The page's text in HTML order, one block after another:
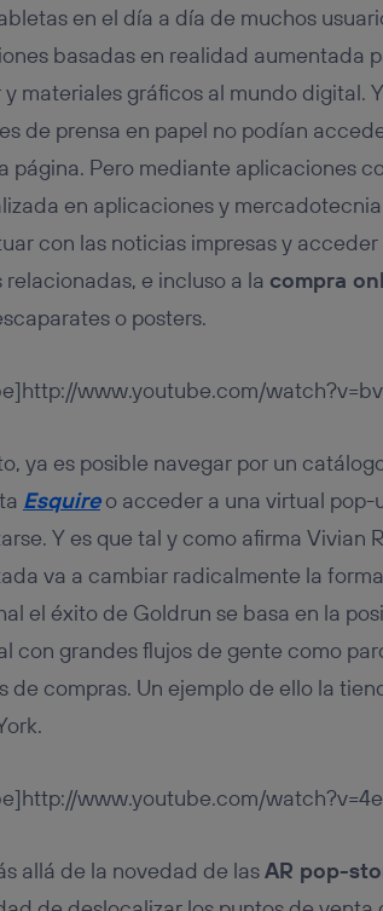
en el día a día de muchos
basadas en realidad aumentada
materiales gráficos al mundo digital.
de prensa en papel no podían
página. Pero mediante aplicaciones
en aplicaciones y
con las noticias impresas y
relacionadas, e incluso a la compra
o posters.
www.youtube.com/
ya es posible navegar por un
Esquireo acceder a una virtual pop-
Y es que tal y como afirma
va a cambiar radicalmente la
el éxito de Goldrun se basa en la
con grandes flujos de gente como
de compras. Un ejemplo de ello la
www.youtube.com/
allá de la novedad de lasAR pop-